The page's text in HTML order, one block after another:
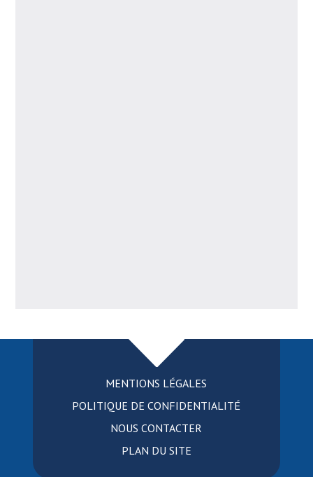
MENTIONS LÉGALES
POLITIQUE DE CONFIDENTIALITÉ
NOUS CONTACTER
PLAN DU SITE